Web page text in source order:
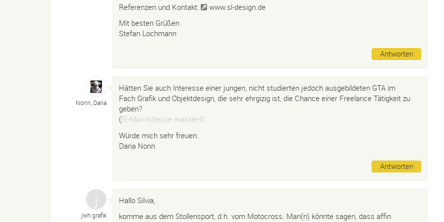
Referenzen und Kontakt:
www.sl-design.de
Mit besten Grüßen
Stefan Lochmann
Antworten
Nonn, Daria
Hätten Sie auch Interesse einer jungen, nicht studierten jedoch ausgebildeten GTA im
Fach Grafik und Objektdesign, die sehr ehrgizig ist, die Chance einer Freelance Tätigkeit zu
geben?
([E-Mail-Adresse maskiert]
Würde mich sehr freuen.
Daria Nonn
Antworten
jwh. grafik
Hallo Silvia,
komme aus dem Stollensport, d.h. vom Motocross. Man(n) könnte sagen, dass affin